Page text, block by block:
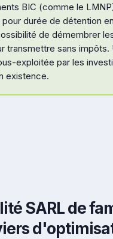
BIC (comme le
durée de détention
de démembrer
transmettre sans impôts.
exploitée par les
existence.
SARL de